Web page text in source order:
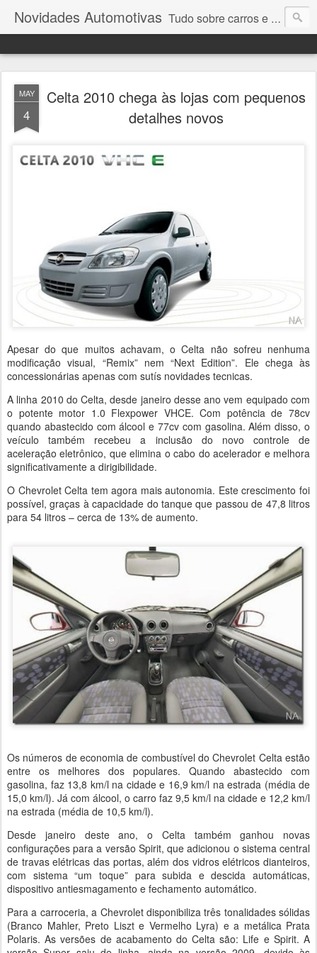
Novidades Automotivas Tudo sobre carros e motores
MAY
4
Celta 2010 chega às lojas com pequenos
detalhes novos
Apesar do que muitos achavam, o Celta não sofreu nenhuma
modificação visual, “Remix” nem “Next Edition”. Ele chega às
concessionárias apenas com sutís novidades tecnicas.
A linha 2010 do Celta, desde janeiro desse ano vem equipado com
o potente motor 1.0 Flexpower VHCE. Com potência de 78cv
quando abastecido com álcool e 77cv com gasolina. Além disso, o
veículo também recebeu a inclusão do novo controle de
aceleração eletrônico, que elimina o cabo do acelerador e melhora
significativamente a dirigibilidade.
O Chevrolet Celta tem agora mais autonomia. Este crescimento foi
possível, graças à capacidade do tanque que passou de 47,8 litros
para 54 litros – cerca de 13% de aumento.
Os números de economia de combustível do Chevrolet Celta estão
entre os melhores dos populares. Quando abastecido com
gasolina, faz 13,8 km/l na cidade e 16,9 km/l na estrada (média de
15,0 km/l). Já com álcool, o carro faz 9,5 km/l na cidade e 12,2 km/l
na estrada (média de 10,5 km/l).
Desde janeiro deste ano, o Celta também ganhou novas
configurações para a versão Spirit, que adicionou o sistema central
de travas elétricas das portas, além dos vidros elétricos dianteiros,
com sistema “um toque” para subida e descida automáticas,
dispositivo antiesmagamento e fechamento automático.
Para a carroceria, a Chevrolet disponibiliza três tonalidades sólidas
(Branco Mahler, Preto Liszt e Vermelho Lyra) e a metálica Prata
Polaris. As versões de acabamento do Celta são: Life e Spirit. A